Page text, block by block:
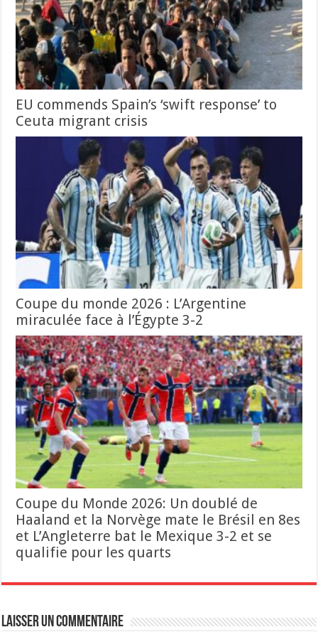
EU commends Spain’s ‘swift response’ to
Ceuta migrant crisis
Coupe du monde 2026 : L’Argentine
miraculée face à l’Égypte 3-2
Coupe du Monde 2026: Un doublé de
Haaland et la Norvège mate le Brésil en 8es
et L’Angleterre bat le Mexique 3-2 et se
qualifie pour les quarts
Laisser un commentaire